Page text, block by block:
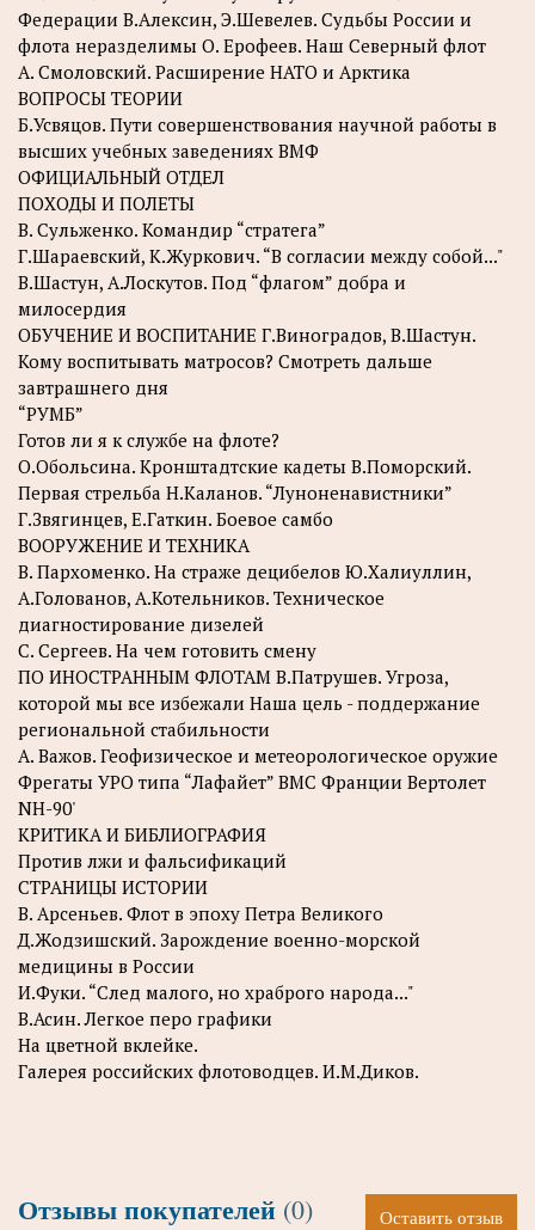
Федерации В.Алексин, Э.Шевелев. Судьбы России и
флота неразделимы О. Ерофеев. Наш Северный флот
A. Смоловский. Расширение НАТО и Арктика
ВОПРОСЫ ТЕОРИИ
Б.Усвяцов. Пути совершенствования научной работы в
высших учебных заведениях ВМФ
ОФИЦИАЛЬНЫЙ ОТДЕЛ
ПОХОДЫ И ПОЛЕТЫ
B. Сульженко. Командир “стратега”
Г.Шараевский, К.Журкович. “В согласии между собой..."
В.Шастун, А.Лоскутов. Под “флагом” добра и
милосердия
ОБУЧЕНИЕ И ВОСПИТАНИЕ Г.Виноградов, В.Шастун.
Кому воспитывать матросов? Смотреть дальше
завтрашнего дня
“РУМБ”
Готов ли я к службе на флоте?
О.Обольсина. Кронштадтские кадеты В.Поморский.
Первая стрельба Н.Каланов. “Луноненавистники”
Г.Звягинцев, Е.Гаткин. Боевое самбо
ВООРУЖЕНИЕ И ТЕХНИКА
B. Пархоменко. На страже децибелов Ю.Халиуллин,
А.Голованов, А.Котельников. Техническое
диагностирование дизелей
C. Сергеев. На чем готовить смену
ПО ИНОСТРАННЫМ ФЛОТАМ В.Патрушев. Угроза,
которой мы все избежали Наша цель - поддержание
региональной стабильности
A. Важов. Геофизическое и метеорологическое оружие
Фрегаты УРО типа “Лафайет” ВМС Франции Вертолет
NH-90'
КРИТИКА И БИБЛИОГРАФИЯ
Против лжи и фальсификаций
СТРАНИЦЫ ИСТОРИИ
B. Арсеньев. Флот в эпоху Петра Великого
Д.Жодзишский. Зарождение военно-морской
медицины в России
И.Фуки. “След малого, но храброго народа..."
В.Асин. Легкое перо графики
На цветной вклейке.
Галерея российских флотоводцев. И.М.Диков.
Отзывы покупателей (0) Оставить отзыв